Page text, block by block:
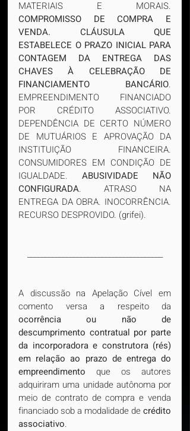
COMPROMISSO DE COMPRA E
VENDA. CLÁUSULA QUE
ESTABELECE O PRAZO INICIAL PARA
CONTAGEM DA ENTREGA DAS
CHAVES À CELEBRAÇÃO DE
FINANCIAMENTO BANCÁRIO.
EMPREENDIMENTO FINANCIADO
POR CRÉDITO ASSOCIATIVO.
DEPENDÊNCIA DE CERTO NÚMERO
DE MUTUÁRIOS E APROVAÇÃO DA
INSTITUIÇÃO FINANCEIRA.
CONSUMIDORES EM CONDIÇÃO DE
IGUALDADE. ABUSIVIDADE NÃO
CONFIGURADA. ATRASO NA
ENTREGA DA OBRA. INOCORRÊNCIA.
RECURSO DESPROVIDO. (grifei).
______________________________________
A discussão na Apelação Cível em
ocorrência ou não de
descumprimento contratual por parte
da incorporadora e construtora (rés)
em relação ao prazo de entrega do
empreendimento que os autores
adquiriram uma unidade autônoma por
meio de contrato de compra e venda
financiado sob a modalidade de crédito
associativo.